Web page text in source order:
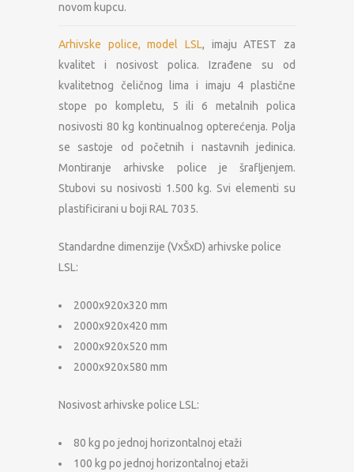
novom kupcu.
Arhivske police, model LSL, imaju ATEST za
kvalitet i nosivost polica. Izrađene su od
kvalitetnog čeličnog lima i imaju 4 plastične
stope po kompletu, 5 ili 6 metalnih polica
nosivosti 80 kg kontinualnog opterećenja. Polja
se sastoje od početnih i nastavnih jedinica.
Montiranje arhivske police je šrafljenjem.
Stubovi su nosivosti 1.500 kg. Svi elementi su
plastificirani u boji RAL 7035.
Standardne dimenzije (VxŠxD) arhivske police
LSL:
2000x920x320 mm
2000x920x420 mm
2000x920x520 mm
2000x920x580 mm
Nosivost arhivske police LSL:
80 kg po jednoj horizontalnoj etaži
100 kg po jednoj horizontalnoj etaži